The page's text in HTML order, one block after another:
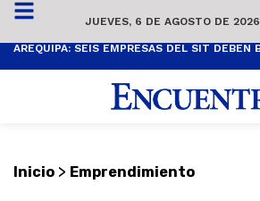
JUEVES, 6 DE AGOSTO DE 2026
Inicio > Emprendimiento